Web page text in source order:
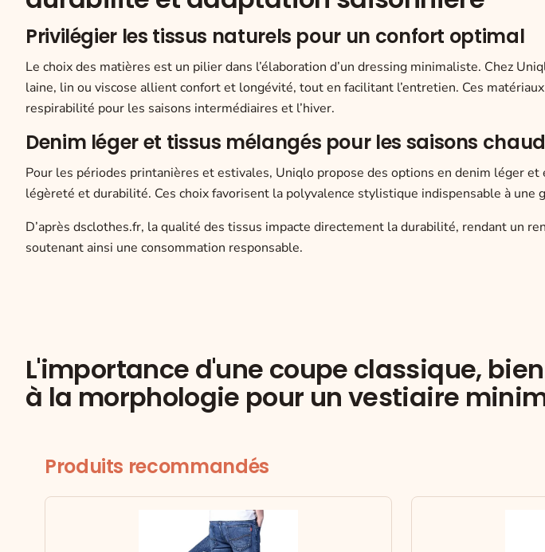
Privilégier les tissus naturels pour un confort optimal
Le choix des matières est un pilier dans l’élaboration d’un dressing minimaliste. Chez
laine, lin ou viscose allient confort et longévité, tout en facilitant l’entretien. Ces
respirabilité pour les saisons intermédiaires et l’hiver.
Denim léger et tissus mélangés pour les saisons
Pour les périodes printanières et estivales, Uniqlo propose des options en denim léger
légèreté et durabilité. Ces choix favorisent la polyvalence stylistique indispensable à une
D’après dsclothes.fr, la qualité des tissus impacte directement la durabilité, rendant un
soutenant ainsi une consommation responsable.
L'importance d'une coupe classique,
à la morphologie pour un vestiaire
Produits recommandés